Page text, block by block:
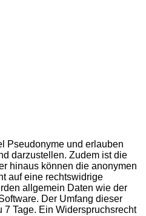
Pseudonyme und erlauben
darzustellen. Zudem ist die
hinaus können die anonymen
auf eine rechtswidrige
allgemein Daten wie der
Der Umfang dieser
Tage. Ein Widerspruchsrecht